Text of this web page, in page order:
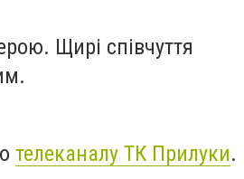
Щирі співчуття
телеканалу ТК Прилуки.